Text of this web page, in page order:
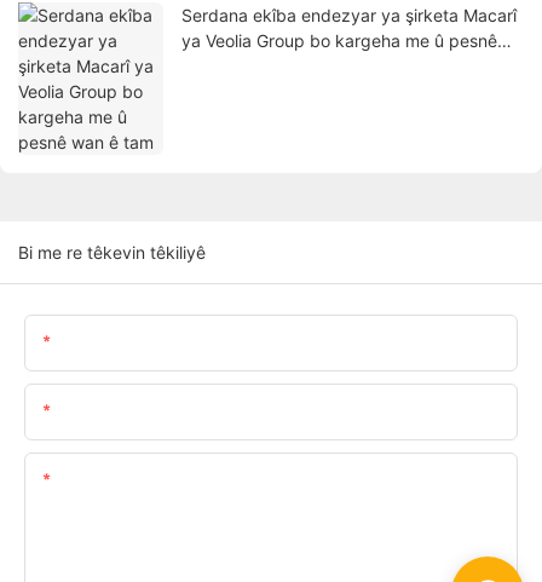
Serdana ekîba endezyar ya şirketa Macarî
ya Veolia Group bo kargeha me û pesnê
Bi me re têkevin têkiliyê